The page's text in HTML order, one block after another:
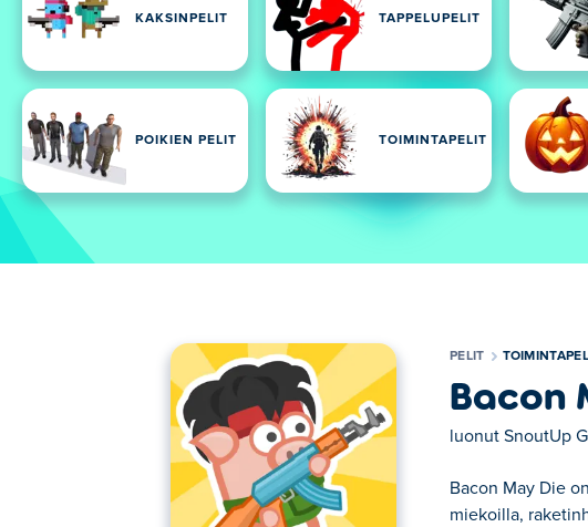
KAKSINPELIT TAPPELUPELIT
POIKIEN PELIT TOIMINTAPELIT
PELIT
Bacon
luonut SnoutUp
Bacon May Die
miekoilla,